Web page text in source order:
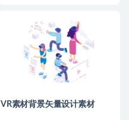
VR素材背景矢量设计素材